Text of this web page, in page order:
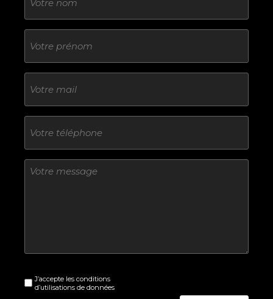
Sans
titre
E-
mail
Téléphone
Sans
titre
titreJ’accepte les conditions
d’utilisations de données